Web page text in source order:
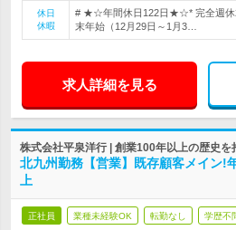
休日
休暇
# ★☆年間休日122日★☆* 完全週休
末年始（12月29日～1月3…
求人詳細を見る
株式会社平泉洋行 | 創業100年以上の歴史
北九州勤務【営業】既存顧客メイン!
上
正社員 業種未経験OK 転勤なし 学歴不